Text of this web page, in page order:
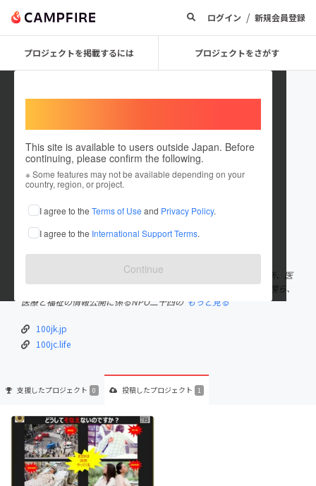
ログイン / 新規会員登録
プロジェクトを掲載するには プロジェクトをさがす
This site is available to users outside Japan. Before
continuing, please confirm the following.
※ Some features may not be available depending on your
country, region, or project.
I agree to the Terms of Use and Privacy Policy.
I agree to the International Support Terms.
Continue
happy100concierge
これまでに1件のプロジェクトを投稿しています
在住国：日本 現在地：神奈川県
出身国：未設定
1961年、東京都出身。慶大卒後、日本IBM、NTTデータ経営研究所、医
療タイムス社、複数の病医院を経て現職。2006年には病院勤務の傍ら、
医療と福祉の情報公開に係るNPO二十四の もっと見る
100jk.jp
100jc.life
支援したプロジェクト 0 投稿したプロジェクト 1